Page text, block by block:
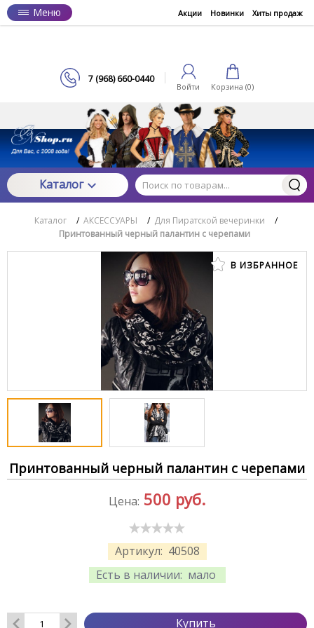
Меню Акции Новинки Хиты продаж
7 (968) 660-0440
Войти Корзина (0)
Каталог
Каталог / АКСЕССУАРЫ / Для Пиратской вечеринки
/
Принтованный черный палантин с черепами
В ИЗБРАННОЕ
Принтованный черный палантин с черепами
Артикул: 40508
Есть в наличии: мало
Цена: 500 руб.
Купить